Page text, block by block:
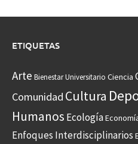
ETIQUETAS
Arte Bienestar Universitario Ciencia
Comunidad Cultura
Humanos Ecología
Enfoques Interdisciplinarios